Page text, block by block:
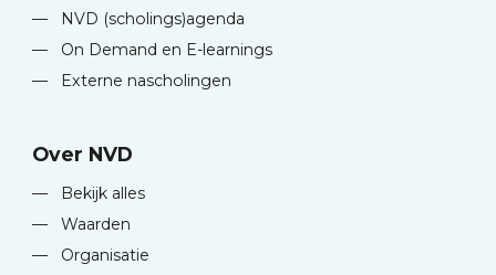
—
NVD (scholings)agenda
—
On Demand en E-learnings
—
Externe nascholingen
Over NVD
—
Bekijk alles
—
Waarden
—
Organisatie